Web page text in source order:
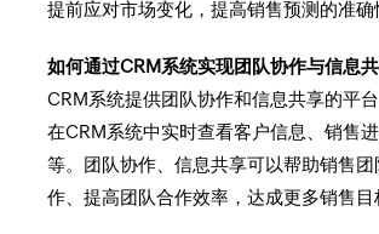
提前应对市场变化，提高销售预测的准确
如何通过CRM系统实现团队协作与信息
CRM系统提供团队协作和信息共享的平
在CRM系统中实时查看客户信息、销售
等。团队协作、信息共享可以帮助销售
作、提高团队合作效率，达成更多销售目